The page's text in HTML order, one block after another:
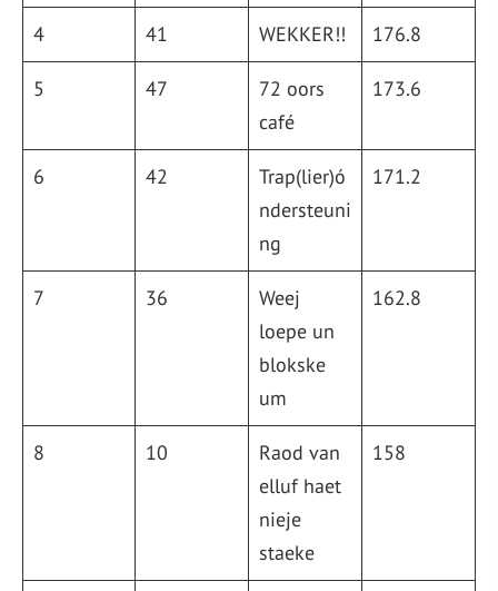
4 41 WEKKER!! 176.8
5 47
72 oors
café
173.6
6 42
Trap(lier)ó
ndersteuni
ng
171.2
7 36
Weej
loepe un
blokske
um
162.8
8 10
Raod van
elluf haet
nieje
staeke
158